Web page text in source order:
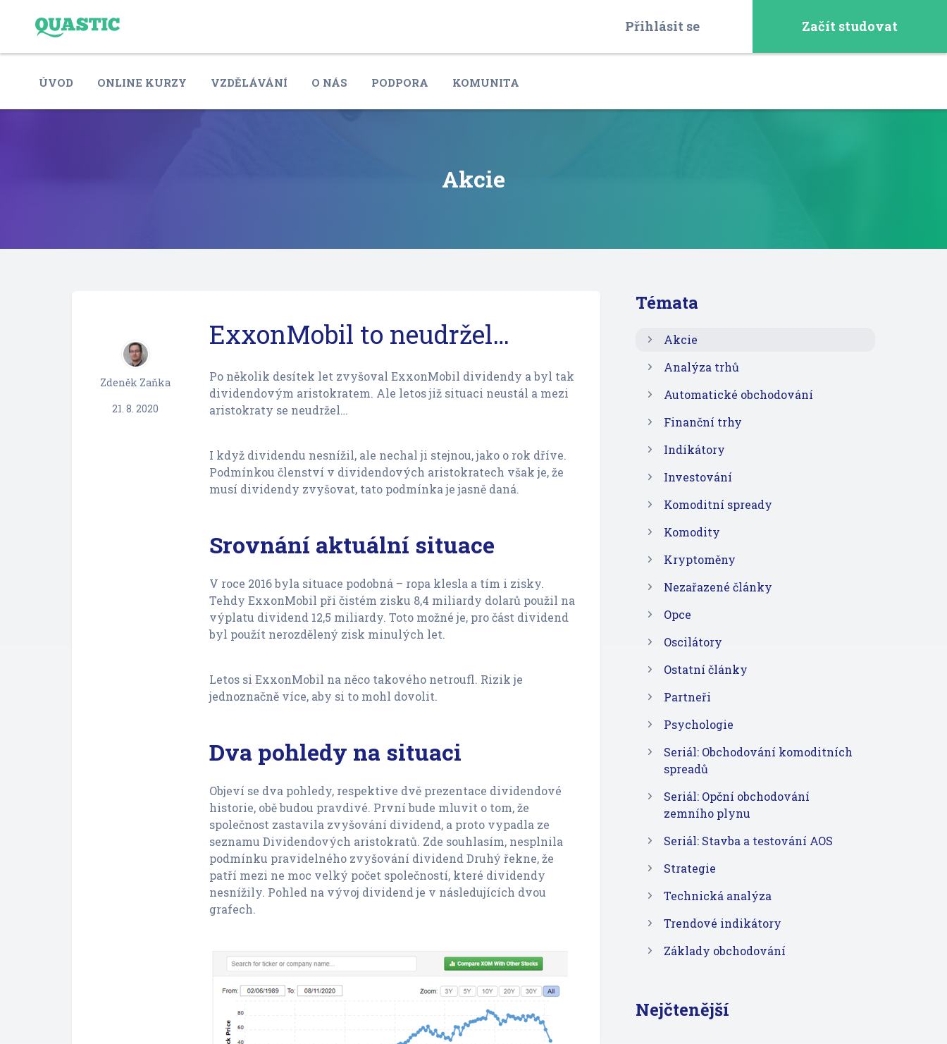
Přihlásit se Začít studovat
ÚVOD ONLINE KURZY VZDĚLÁVÁNÍ O NÁS PODPORA KOMUNITA
Akcie
ExxonMobil to neudržel…
Po několik desítek let zvyšoval ExxonMobil dividendy a byl tak
dividendovým aristokratem. Ale letos již situaci neustál a mezi
aristokraty se neudržel…
I když dividendu nesnížil, ale nechal ji stejnou, jako o rok dříve.
Podmínkou členství v dividendových aristokratech však je, že
musí dividendy zvyšovat, tato podmínka je jasně daná.
Srovnání aktuální situace
V roce 2016 byla situace podobná – ropa klesla a tím i zisky.
Tehdy ExxonMobil při čistém zisku 8,4 miliardy dolarů použil na
výplatu dividend 12,5 miliardy. Toto možné je, pro část dividend
byl použít nerozdělený zisk minulých let.
Letos si ExxonMobil na něco takového netroufl. Rizik je
jednoznačně více, aby si to mohl dovolit.
Dva pohledy na situaci
Objeví se dva pohledy, respektive dvě prezentace dividendové
historie, obě budou pravdivé. První bude mluvit o tom, že
společnost zastavila zvyšování dividend, a proto vypadla ze
seznamu Dividendových aristokratů. Zde souhlasím, nesplnila
podmínku pravidelného zvyšování dividend Druhý řekne, že
patří mezi ne moc velký počet společností, které dividendy
nesnížily. Pohled na vývoj dividend je v následujících dvou
grafech.
Zdeněk Zaňka
21. 8. 2020
Témata
Akcie
Analýza trhů
Automatické obchodování
Finanční trhy
Indikátory
Investování
Komoditní spready
Komodity
Kryptoměny
Nezařazené články
Opce
Oscilátory
Ostatní články
Partneři
Psychologie
Seriál: Obchodování komoditních
spreadů
Seriál: Opční obchodování
zemního plynu
Seriál: Stavba a testování AOS
Strategie
Technická analýza
Trendové indikátory
Základy obchodování
Nejčtenější